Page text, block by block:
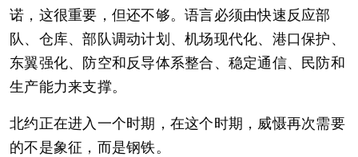
诺，这很重要，但还不够。语言必须由快速反应部
队、仓库、部队调动计划、机场现代化、港口保护、
东翼强化、防空和反导体系整合、稳定通信、民防和
生产能力来支撑。
北约正在进入一个时期，在这个时期，威慑再次需要
的不是象征，而是钢铁。